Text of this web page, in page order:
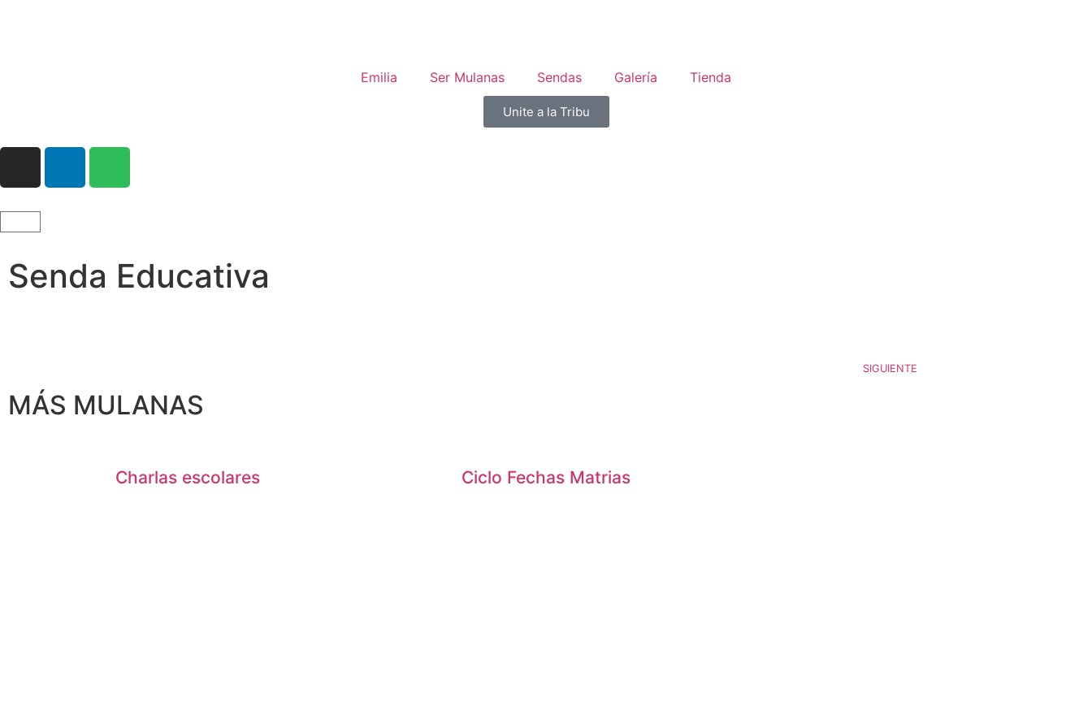
Emilia Ser Mulanas Sendas Galería Tienda
Unite a la Tribu
Senda Educativa
SIGUIENTE
MÁS MULANAS
Charlas escolares Ciclo Fechas Matrias